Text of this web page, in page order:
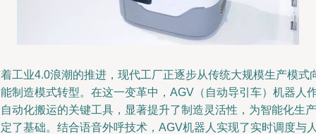
工业4.0浪潮的推进，现代工厂正逐步从传统大规模生产模式
制造模式转型。在这一变革中，AGV（自动导引车）机器人
动化搬运的关键工具，显著提升了制造灵活性，为智能化生产
了基础。结合语音外呼技术，AGV机器人实现了实时调度与